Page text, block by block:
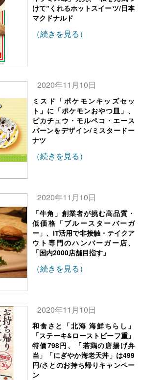
けて”くれるホットスイーツ/日本
マクドナルド
（続きを見る）
2020年11月10日
ミスド「ポケモンキッズセッ
ト」に「ポケモンおやつ皿」、
ピカチュウ・モルペコ・エース
バーンをデザイン/ミスタードー
ナツ
（続きを見る）
2020年11月10日
「牛角」創業者が挑む高品質・
低価格「ブルースターバーガ
ー」、IT活用で非接触・テイクア
ウト専門のハンバーガー店、
「国内2000店舗目指す」
（続きを見る）
2020年11月10日
和食さと「北海 海鮮ちらし」
「ステーキ&ローストビーフ重」
特価798円、「若鶏の唐揚げ弁
当」「にぎやか海老天丼」は499
円/さとのお持ち帰りキャンペー
ン